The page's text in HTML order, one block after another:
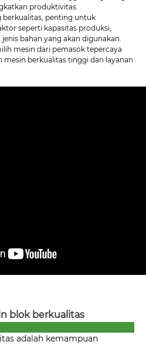
produktivitas.
berkualitas, penting untuk
seperti kapasitas produksi,
bahan yang akan digunakan.
mesin dari pemasok tepercaya
berkualitas tinggi dan layanan
blok berkualitas
adalah kemampuan